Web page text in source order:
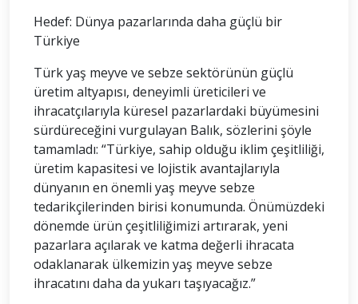
Hedef: Dünya pazarlarında daha güçlü bir
Türkiye
Türk yaş meyve ve sebze sektörünün güçlü
üretim altyapısı, deneyimli üreticileri ve
ihracatçılarıyla küresel pazarlardaki büyümesini
sürdüreceğini vurgulayan Balık, sözlerini şöyle
tamamladı: “Türkiye, sahip olduğu iklim çeşitliliği,
üretim kapasitesi ve lojistik avantajlarıyla
dünyanın en önemli yaş meyve sebze
tedarikçilerinden birisi konumunda. Önümüzdeki
dönemde ürün çeşitliliğimizi artırarak, yeni
pazarlara açılarak ve katma değerli ihracata
odaklanarak ülkemizin yaş meyve sebze
ihracatını daha da yukarı taşıyacağız.”